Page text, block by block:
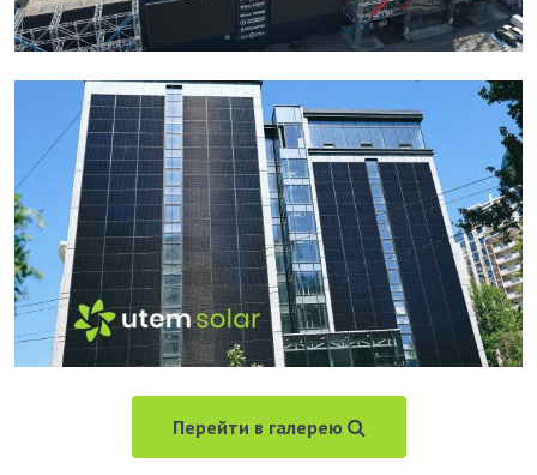
Перейти в галерею